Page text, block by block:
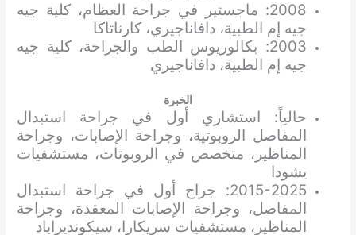
2008: ماجستير في جراحة العظام، كلية جيه
جيه إم الطبية، دافاناجيري، كارناتاكا
2003: بكالوريوس الطب والجراحة، كلية جيه
جيه إم الطبية، دافاناجيري
الخبرة
حالياً: استشاري أول في جراحة استبدال
المفاصل الروبوتية، وجراحة الإصابات، وجراحة
المناظير، متخصص في الروبوتات، مستشفيات
يشودا
2015-2025: جراح أول في جراحة استبدال
المفاصل، وجراحة الإصابات المعقدة، وجراحة
المناظير، مستشفيات سريكارا، سيكونديراباد